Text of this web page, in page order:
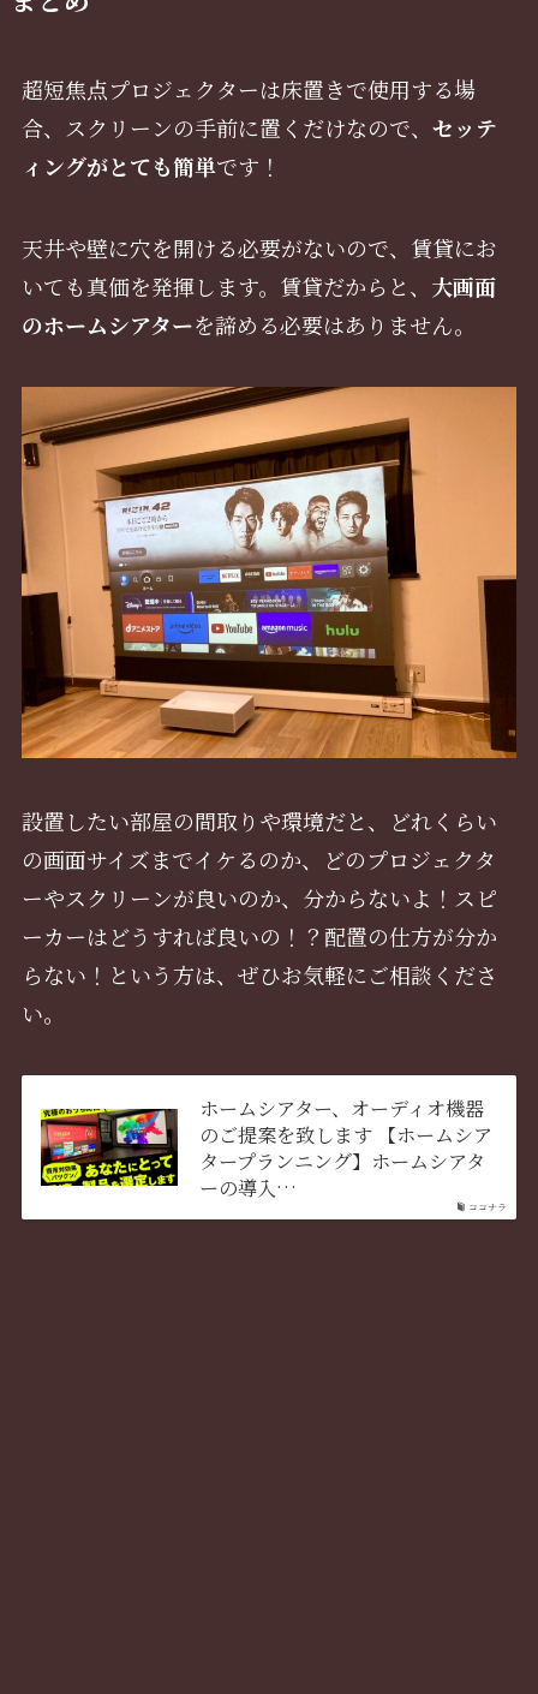
超短焦点プロジェクターは床置きで使用する場
合、スクリーンの手前に置くだけなので、 セッテ
ィングがとても簡単です！
天井や壁に穴を開ける必要がないので、賃貸にお
いても真価を発揮します。賃貸だからと、 大画面
のホームシアターを諦める必要はありません。
設置したい部屋の間取りや環境だと、どれくらい
の画面サイズまでイケるのか、どのプロジェクタ
ーやスクリーンが良いのか、分からないよ！スピ
ーカーはどうすれば良いの！？配置の仕方が分か
らない！という方は、ぜひお気軽にご相談くださ
い。
ココナラ
ホームシアター、オーディオ機器
のご提案を致します 【ホームシア
タープランニング】ホームシアタ
ーの導入…